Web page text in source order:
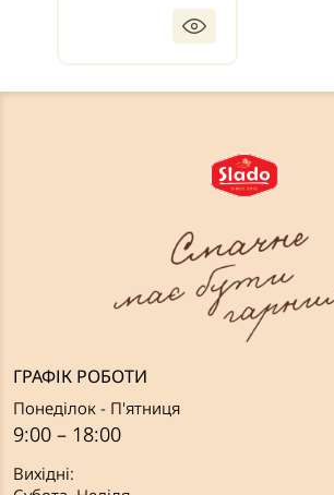
ГРАФІК РОБОТИ
Понеділок - П'ятниця
9:00 – 18:00
Вихідні: